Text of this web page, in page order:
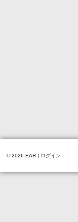
© 2026 EAR | ログイン